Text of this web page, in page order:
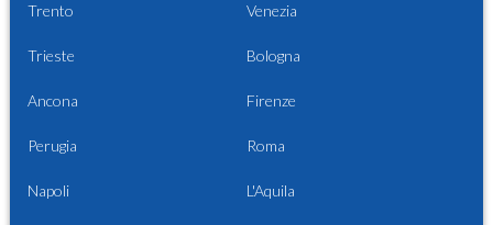
Trento Venezia
Trieste Bologna
Ancona Firenze
Perugia Roma
Napoli L'Aquila